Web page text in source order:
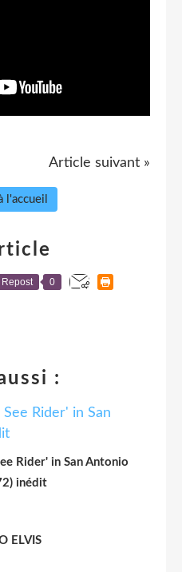
Article suivant »
l'accueil
Repost 0
:
Rider' in San Antonio
inédit
ELVIS